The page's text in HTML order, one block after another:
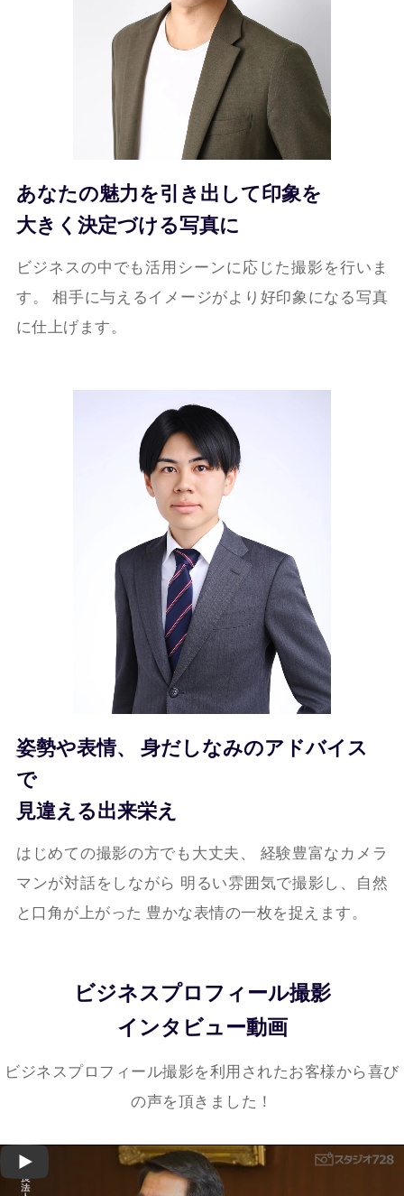
あなたの魅力を引き出して印象を
大きく決定づける写真に
ビジネスの中でも活用シーンに応じた撮影を行いま
す。
相手に与えるイメージがより好印象になる写真
に仕上げます。
姿勢や表情、
身だしなみのアドバイス
で
見違える出来栄え
はじめての撮影の方でも大丈夫、
経験豊富なカメラ
マンが対話をしながら 明るい雰囲気で撮影し、自然
と口角が上がった 豊かな表情の一枚を捉えます。
ビジネスプロフィール撮影
インタビュー動画
ビジネスプロフィール撮影を利用されたお客様から喜び
の声を頂きました！
Play: Keynote (Google I/O '18)